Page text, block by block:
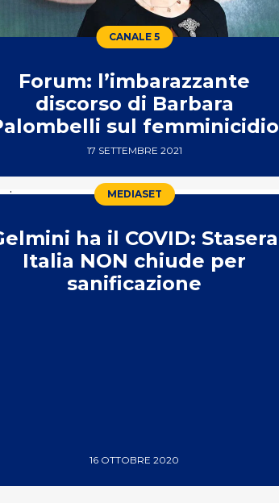
CANALE 5
Forum: l’imbarazzante
discorso di Barbara
sul femminicidio
17 SETTEMBRE 2021
MEDIASET
ha il COVID: Stasera
Italia NON chiude per
sanificazione
16 OTTOBRE 2020